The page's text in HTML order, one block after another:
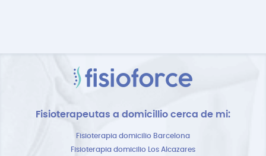
Fisioterapeutas a domicillio cerca de mi:
Fisioterapia domicilio Barcelona
Fisioterapia domicilio Los Alcazares